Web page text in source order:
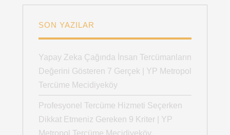
SON YAZILAR
Yapay Zeka Çağında İnsan Tercümanların
Değerini Gösteren 7 Gerçek | YP Metropol
Tercüme Mecidiyeköy
Profesyonel Tercüme Hizmeti Seçerken
Dikkat Etmeniz Gereken 9 Kriter | YP
Metropol Tercüme Mecidiyeköy